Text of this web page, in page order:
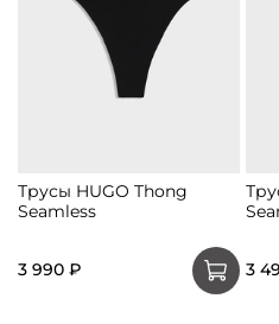
Трусы HUGO Thong
Seamless
3 990 ₽ 3